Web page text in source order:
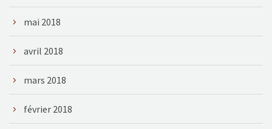
mai 2018
avril 2018
mars 2018
février 2018